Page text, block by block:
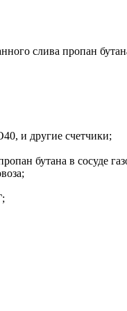
слива пропан
и другие счетчики;
бутана в сосуде